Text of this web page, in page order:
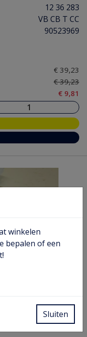
12 36 283
VB CB T CC
90523969
€ 39,23
€ 39,23
€ 9,81
C VA VB AG
90490864
winkelen
bepalen of een
Sluiten